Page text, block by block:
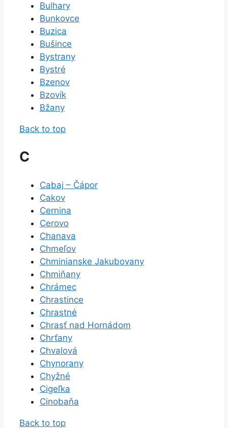
Bulhary
Bunkovce
Buzica
Bušince
Bystrany
Bystré
Bzenov
Bzovík
Bžany
Back to top
C
Cabaj – Čápor
Cakov
Cernina
Cerovo
Chanava
Chmeľov
Chminianske Jakubovany
Chmiňany
Chrámec
Chrastince
Chrastné
Chrasť nad Hornádom
Chrťany
Chvalová
Chynorany
Chyžné
Cigeľka
Cinobaňa
Back to top